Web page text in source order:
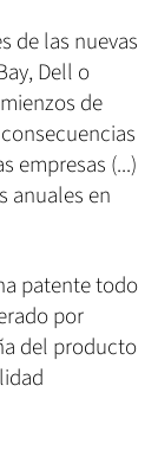
de las nuevas
Dell o
de
empresas (...)
anuales en
patente todo
por
del producto